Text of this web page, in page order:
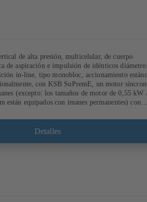
de alta presión, multicelular, de cuerpo
de aspiración e impulsión de idénticos
in-line, tipo monobloc, accionamiento
con KSB SuPremE, un motor
(excepto: los tamaños de motor de 0,55 kW
están equipados con imanes permanentes) con
de velocidad de los modelos PumpDrive 2 o
KSB sin sensores de posición del rotor. Los
Detalles